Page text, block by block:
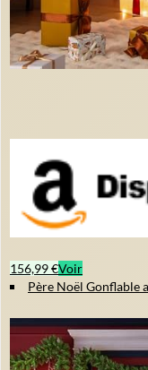
156,99 €Voir
Père Noël Gonflable